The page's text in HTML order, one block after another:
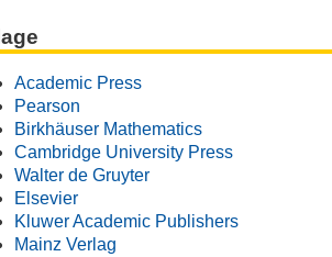
Academic Press
Pearson
Birkhäuser Mathematics
Cambridge University Press
Walter de Gruyter
Elsevier
Kluwer Academic Publishers
Mainz Verlag